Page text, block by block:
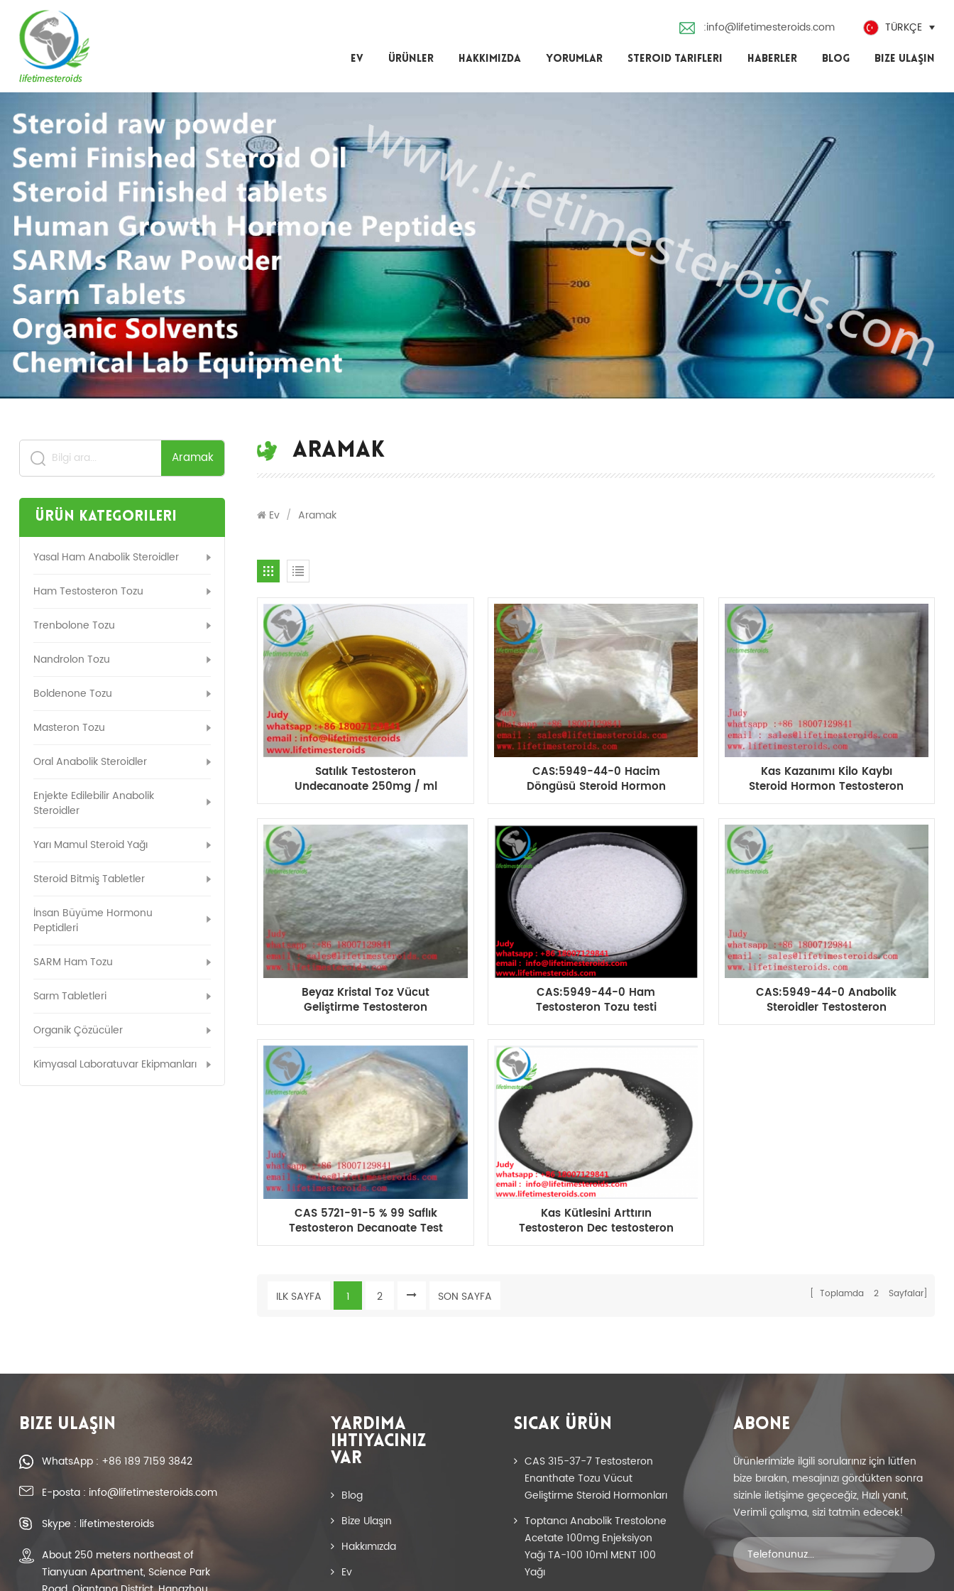
:info@lifetimesteroids.com TÜRKÇE
EV ÜRÜNLER HAKKIMIZDA YORUMLAR STEROID TARIFLERI HABERLER BLOG BIZE ULAŞIN
Aramak
Ürün Kategorileri
Yasal Ham Anabolik Steroidler
Ham Testosteron Tozu
Trenbolone Tozu
Nandrolon Tozu
Boldenone Tozu
Masteron Tozu
Oral Anabolik Steroidler
Enjekte Edilebilir Anabolik
Steroidler
Yarı Mamul Steroid Yağı
Steroid Bitmiş Tabletler
İnsan Büyüme Hormonu
Peptidleri
SARM Ham Tozu
Sarm Tabletleri
Organik Çözücüler
Kimyasal Laboratuvar Ekipmanları
ARAMAK
Ev / Aramak
Satılık Testosteron
Undecanoate 250mg / ml
Önceden Hazırlanmış
Enjeksiyon Steroid Sıvısı
CAS:5949-44-0 Hacim
Döngüsü Steroid Hormon
Testosteron Undecanoate
Andriol Test U
Kas Kazanımı Kilo Kaybı
Steroid Hormon Testosteron
Undecanoate/Andriol
Steroidler Anabolik
Beyaz Kristal Toz Vücut
Geliştirme Testosteron
Undecanoate/Andriol
CAS:5949-44-0
CAS:5949-44-0 Ham
Testosteron Tozu testi
undecanoate/ testosteron
undeca tozu Vücut geliştirme
CAS:5949-44-0 Anabolik
Steroidler Testosteron
Undecanoate / Andriol Beyaz
CAS 5721-91-5 % 99 Saflık
Testosteron Decanoate Test
Deca Ham Testosteron Tozu
Kas Kütlesini Arttırın
Testosteron Dec testosteron
deca Testosteron Steroid
ILK SAYFA 1 2 SON SAYFA [ Toplamda 2 Sayfalar]
BIZE ULAŞIN
WhatsApp : +86 189 7159 3842
E-posta : info@lifetimesteroids.com
Skype : lifetimesteroids
About 250 meters northeast of
Tianyuan Apartment, Science Park
YARDIMA
IHTIYACINIZ
VAR
Blog
Bize Ulaşın
Hakkımızda
Ev
SICAK ÜRÜN
CAS 315-37-7 Testosteron
Enanthate Tozu Vücut
Geliştirme Steroid Hormonları
Toptancı Anabolik Trestolone
Acetate 100mg Enjeksiyon
Yağı TA-100 10ml MENT 100
Yağı
ABONE
Ürünlerimizle ilgili sorularınız için lütfen
bize bırakın, mesajınızı gördükten sonra
sizinle iletişime geçeceğiz, Hızlı yanıt,
Verimli çalışma, sizi tatmin edecek!